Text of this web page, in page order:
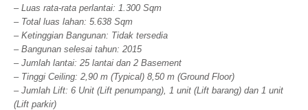
– Luas rata-rata perlantai: 1.300 Sqm
– Total luas lahan: 5.638 Sqm
– Ketinggian Bangunan: Tidak tersedia
– Bangunan selesai tahun: 2015
– Jumlah lantai: 25 lantai dan 2 Basement
– Tinggi Ceiling: 2,90 m (Typical) 8,50 m (Ground Floor)
– Jumlah Lift: 6 Unit (Lift penumpang), 1 unit (Lift barang) dan 1 unit
(Lift parkir)